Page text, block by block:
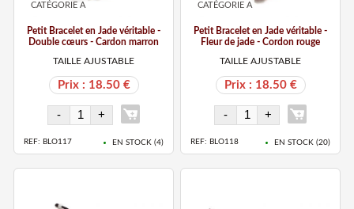
CATÉGORIE A
Petit Bracelet en Jade véritable -
Double cœurs - Cardon marron
TAILLE AJUSTABLE
Prix : 18.50 €
REF: BLO117 EN STOCK (4)
CATÉGORIE A
Petit Bracelet en Jade véritable -
Fleur de jade - Cordon rouge
TAILLE AJUSTABLE
Prix : 18.50 €
REF: BLO118 EN STOCK (20)